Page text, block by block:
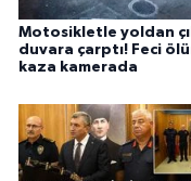
Motosikletle yoldan
duvara çarptı! Feci
kaza kamerada